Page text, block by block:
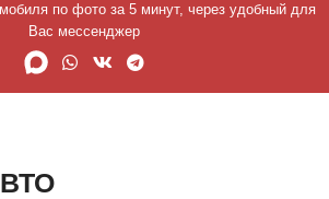
по фото за 5 минут, через удобный для
Вас мессенджер